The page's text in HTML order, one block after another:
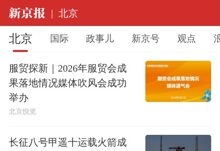
| 北京
北京 国际 政事儿 新京号 观点
服贸探新｜2026年服贸会成
果落地情况媒体吹风会成功
举办
北京悦览
长征八号甲遥十运载火箭成